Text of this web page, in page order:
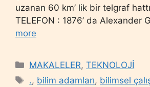
uzanan 60 km’ lik bir telgraf
TELEFON : 1876’ da Alexander
more
Categories
MAKALELER,TEKNOLOJİ
Tags
., bilim adamları, bilimsel